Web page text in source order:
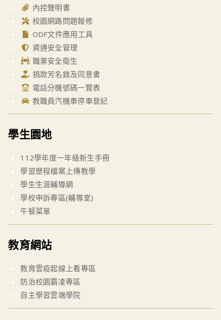
內控聲明書
校園網路問題報修
ODF文件應用工具
資通安全管理
職業安全衛生
捐款芳名錄及同意書
電話分機號碼一覽表
教職員汽機車停車登記
學生園地
112學年度一年級新生手冊
學習歷程檔案上傳教學
學生生涯輔導網
學校申訴專區(輔導室)
午餐菜單
教育網站
教育雲疫起線上看專區
防治校園霸凌專區
自主學習雲端學院